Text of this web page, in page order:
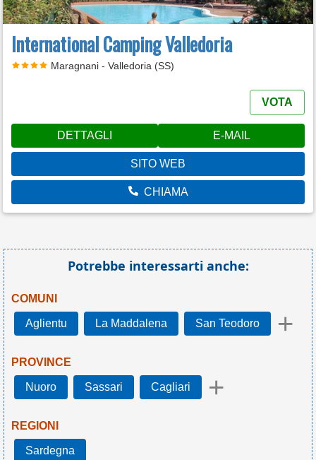
International Camping Valledoria
Maragnani - Valledoria (SS)
VOTA
DETTAGLI E-MAIL
SITO WEB
CHIAMA
Potrebbe interessarti anche:
COMUNI
Aglientu La Maddalena San Teodoro +
PROVINCE
Nuoro Sassari Cagliari +
REGIONI
Sardegna